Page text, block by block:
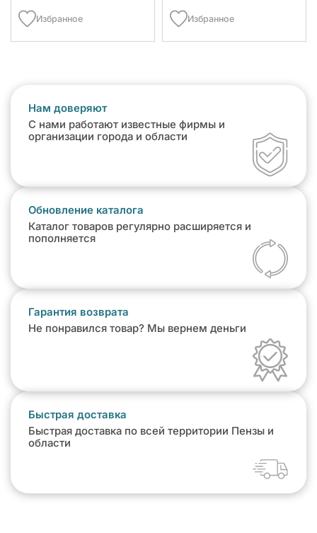
Избранное Избранное
Нам доверяют
С нами работают известные фирмы и
организации города и области
Обновление каталога
Каталог товаров регулярно расширяется и
пополняется
Гарантия возврата
Не понравился товар? Мы вернем деньги
Быстрая доставка
Быстрая доставка по всей территории Пензы и
области